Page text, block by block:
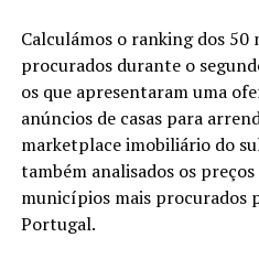
Calculámos o ranking dos 50
procurados durante o
os que apresentaram uma
anúncios de casas para
marketplace imobiliário do
também analisados os
municípios mais procurados
Portugal.